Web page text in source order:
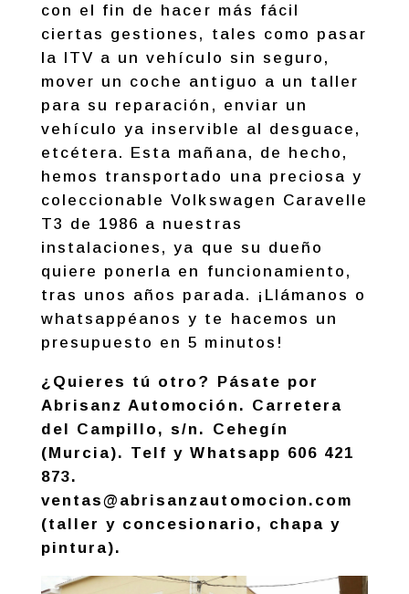
con el fin de hacer más fácil
ciertas gestiones, tales como pasar
la ITV a un vehículo sin seguro,
mover un coche antiguo a un taller
para su reparación, enviar un
vehículo ya inservible al desguace,
etcétera. Esta mañana, de hecho,
hemos transportado una preciosa y
coleccionable Volkswagen Caravelle
T3 de 1986 a nuestras
instalaciones, ya que su dueño
quiere ponerla en funcionamiento,
tras unos años parada. ¡Llámanos o
whatsappéanos y te hacemos un
presupuesto en 5 minutos!
¿Quieres tú otro? Pásate por
Abrisanz Automoción. Carretera
del Campillo, s/n. Cehegín
(Murcia). Telf y Whatsapp 606 421
873.
ventas@abrisanzautomocion.com
(taller y concesionario, chapa y
pintura).